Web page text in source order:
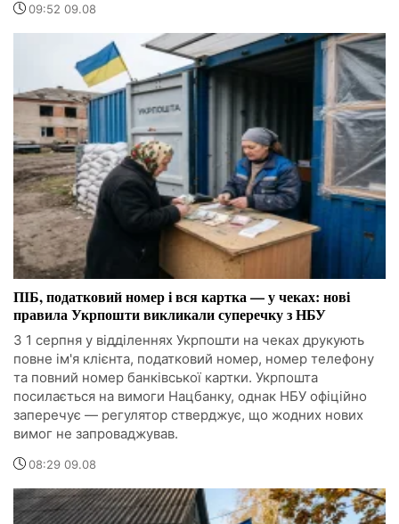
09:52 09.08
ПІБ, податковий номер і вся картка — у чеках: нові
правила Укрпошти викликали суперечку з НБУ
З 1 серпня у відділеннях Укрпошти на чеках друкують
повне ім'я клієнта, податковий номер, номер телефону
та повний номер банківської картки. Укрпошта
посилається на вимоги Нацбанку, однак НБУ офіційно
заперечує — регулятор стверджує, що жодних нових
вимог не запроваджував.
08:29 09.08